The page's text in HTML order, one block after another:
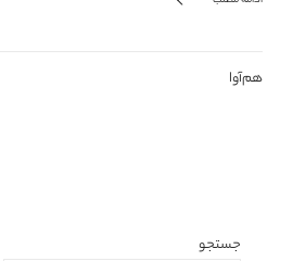
هم‌آوا
جستجو